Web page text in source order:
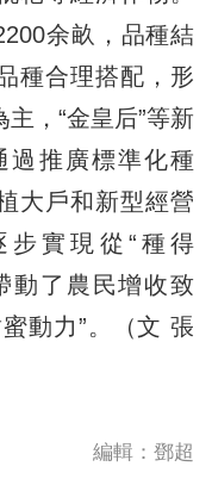
余畝，品種結
種合理搭配，形
，“金皇后”等新
過推廣標準化種
大戶和新型經營
實現從“種得
動了農民增收致
動力”。（文 張
編輯：鄧超